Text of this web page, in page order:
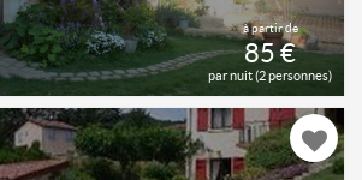
à partir de
85 €
par nuit (2 personnes)